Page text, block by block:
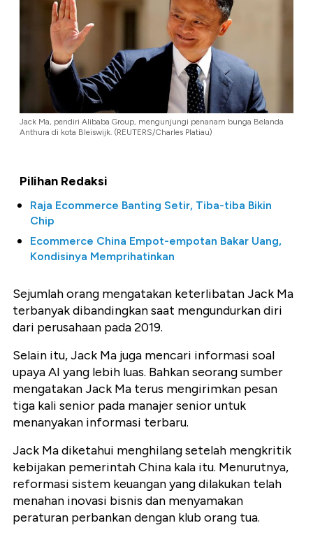
Jack Ma, pendiri Alibaba Group, mengunjungi penanam bunga Belanda
Anthura di kota Bleiswijk. (REUTERS/Charles Platiau)
Pilihan Redaksi
Raja Ecommerce Banting Setir, Tiba-tiba Bikin
Chip
Ecommerce China Empot-empotan Bakar Uang,
Kondisinya Memprihatinkan
Sejumlah orang mengatakan keterlibatan Jack Ma
terbanyak dibandingkan saat mengundurkan diri
dari perusahaan pada 2019.
Selain itu, Jack Ma juga mencari informasi soal
upaya AI yang lebih luas. Bahkan seorang sumber
mengatakan Jack Ma terus mengirimkan pesan
tiga kali senior pada manajer senior untuk
menanyakan informasi terbaru.
Jack Ma diketahui menghilang setelah mengkritik
kebijakan pemerintah China kala itu. Menurutnya,
reformasi sistem keuangan yang dilakukan telah
menahan inovasi bisnis dan menyamakan
peraturan perbankan dengan klub orang tua.